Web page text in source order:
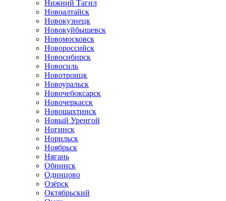
Нижний Тагил
Новоалтайск
Новокузнецк
Новокуйбышевск
Новомосковск
Новороссийск
Новосибирск
Новосиль
Новотроицк
Новоуральск
Новочебоксарск
Новочеркасск
Новошахтинск
Новый Уренгой
Ногинск
Норильск
Ноябрьск
Нягань
Обнинск
Одинцово
Озёрск
Октябрьский